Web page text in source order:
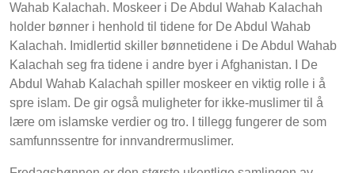
Wahab Kalachah. Moskeer i De Abdul Wahab Kalachah
holder bønner i henhold til tidene for De Abdul Wahab
Kalachah. Imidlertid skiller bønnetidene i De Abdul Wahab
Kalachah seg fra tidene i andre byer i Afghanistan. I De
Abdul Wahab Kalachah spiller moskeer en viktig rolle i å
spre islam. De gir også muligheter for ikke-muslimer til å
lære om islamske verdier og tro. I tillegg fungerer de som
samfunnssentre for innvandrermuslimer.